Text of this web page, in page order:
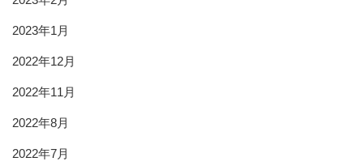
2023年1月
2022年12月
2022年11月
2022年8月
2022年7月